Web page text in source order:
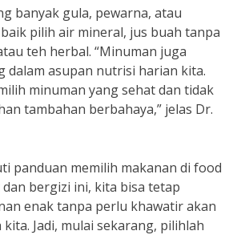
banyak gula, pewarna, atau
pilih air mineral, jus buah tanpa
teh herbal. “Minuman juga
dalam asupan nutrisi harian kita.
minuman yang sehat dan tidak
tambahan berbahaya,” jelas Dr.
panduan memilih makanan di food
bergizi ini, kita bisa tetap
enak tanpa perlu khawatir akan
Jadi, mulai sekarang, pilihlah